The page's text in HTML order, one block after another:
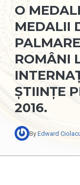
O
MEDALII
ROMÂNI
ŞTIINŢE
2016.
By Edward